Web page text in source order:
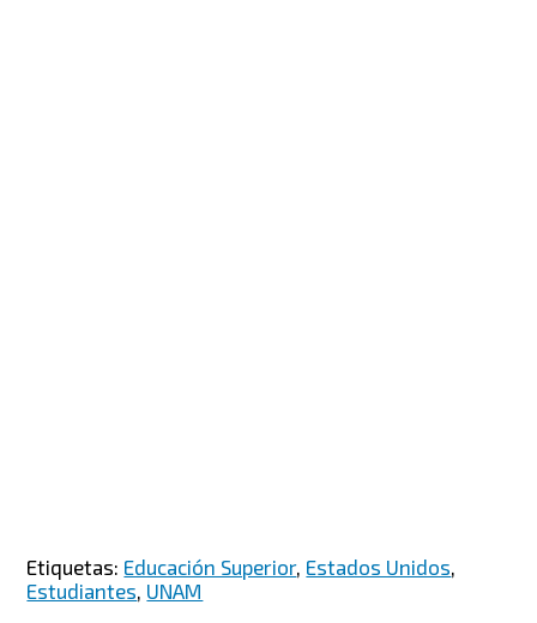
Etiquetas: Educación Superior, Estados Unidos
Estudiantes UNAM